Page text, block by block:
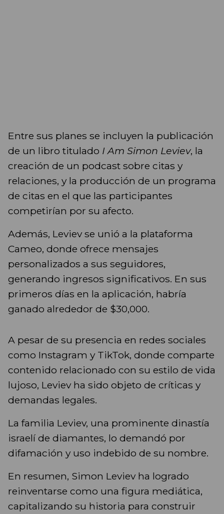
Entre sus planes se incluyen la publicación
de un libro titulado I Am Simon Leviev, la
creación de un podcast sobre citas y
relaciones, y la producción de un programa
de citas en el que las participantes
competirían por su afecto.
Además, Leviev se unió a la plataforma
Cameo, donde ofrece mensajes
personalizados a sus seguidores,
generando ingresos significativos. En sus
primeros días en la aplicación, habría
ganado alrededor de $30,000.
A pesar de su presencia en redes sociales
como Instagram y TikTok, donde comparte
contenido relacionado con su estilo de vida
lujoso, Leviev ha sido objeto de críticas y
demandas legales.
La familia Leviev, una prominente dinastía
israelí de diamantes, lo demandó por
difamación y uso indebido de su nombre.
En resumen, Simon Leviev ha logrado
reinventarse como una figura mediática,
capitalizando su historia para construir